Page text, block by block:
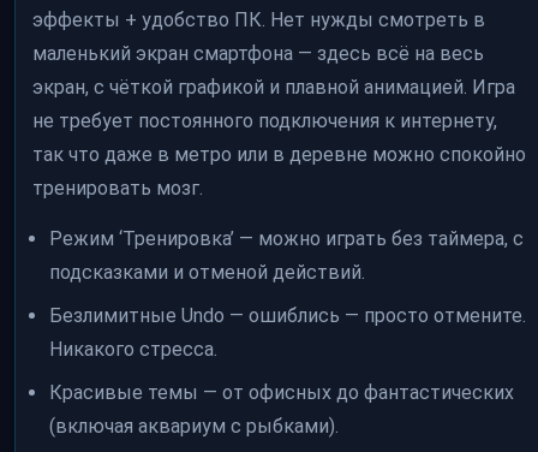
эффекты + удобство ПК. Нет нужды смотреть в
маленький экран смартфона — здесь всё на весь
экран, с чёткой графикой и плавной анимацией. Игра
не требует постоянного подключения к интернету,
так что даже в метро или в деревне можно спокойно
тренировать мозг.
Режим ‘Тренировка’ — можно играть без таймера, с
подсказками и отменой действий.
Безлимитные Undo — ошиблись — просто отмените.
Никакого стресса.
Красивые темы — от офисных до фантастических
(включая аквариум с рыбками).